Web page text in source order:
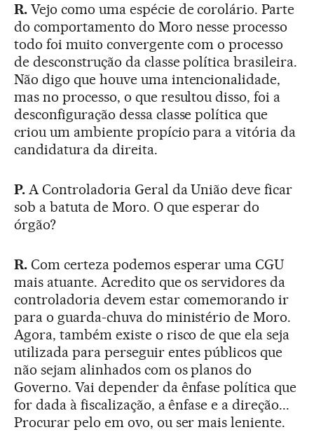
R.Vejo como uma espécie de corolário. Parte
do comportamento do Moro nesse processo
todo foi muito convergente com o processo
de desconstrução da classe política brasileira.
Não digo que houve uma intencionalidade,
mas no processo, o que resultou disso, foi a
desconfiguração dessa classe política que
criou um ambiente propício para a vitória da
candidatura da direita.
P.A Controladoria Geral da União deve ficar
sob a batuta de Moro. O que esperar do
órgão?
R.Com certeza podemos esperar uma CGU
mais atuante. Acredito que os servidores da
controladoria devem estar comemorando ir
para o guarda-chuva do ministério de Moro.
Agora, também existe o risco de que ela seja
utilizada para perseguir entes públicos que
não sejam alinhados com os planos do
Governo. Vai depender da ênfase política que
for dada à fiscalização, a ênfase e a direção...
Procurar pelo em ovo, ou ser mais leniente.